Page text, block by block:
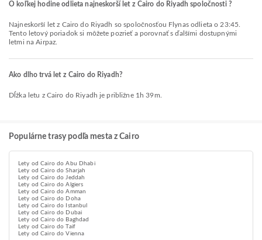
O koľkej hodine odlieta najneskorší let z Cairo do Riyadh spoločnosti ?
Najneskorší let z Cairo do Riyadh so spoločnosťou Flynas odlieta o 23:45.
Tento letový poriadok si môžete pozrieť a porovnať s ďalšími dostupnými
letmi na Airpaz.
Ako dlho trvá let z Cairo do Riyadh?
Dĺžka letu z Cairo do Riyadh je približne 1h 39m.
Populárne trasy podľa mesta z Cairo
Lety od Cairo do Abu Dhabi
Lety od Cairo do Sharjah
Lety od Cairo do Jeddah
Lety od Cairo do Algiers
Lety od Cairo do Amman
Lety od Cairo do Doha
Lety od Cairo do Istanbul
Lety od Cairo do Dubai
Lety od Cairo do Baghdad
Lety od Cairo do Taif
Lety od Cairo do Vienna